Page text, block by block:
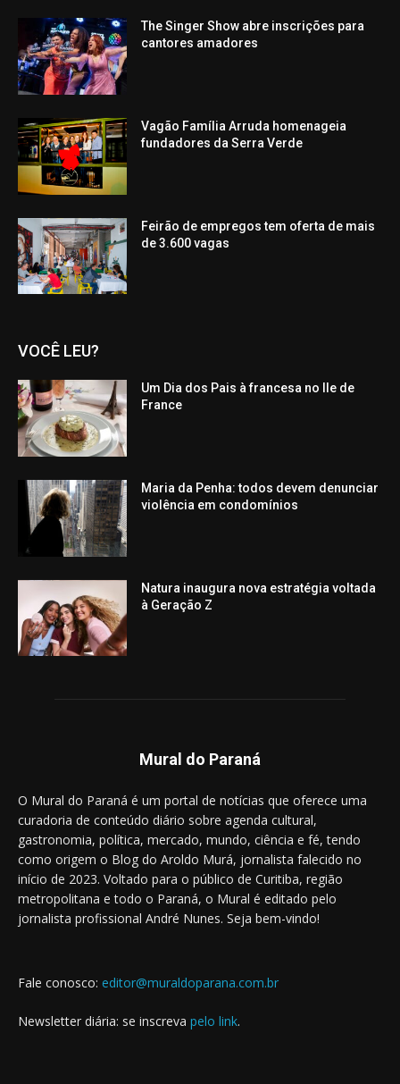
The Singer Show abre inscrições para
cantores amadores
Vagão Família Arruda homenageia
fundadores da Serra Verde
Feirão de empregos tem oferta de mais
de 3.600 vagas
VOCÊ LEU?
Um Dia dos Pais à francesa no Ile de
France
Maria da Penha: todos devem denunciar
violência em condomínios
Natura inaugura nova estratégia voltada
à Geração Z
Mural do Paraná
O Mural do Paraná é um portal de notícias que oferece uma
curadoria de conteúdo diário sobre agenda cultural,
gastronomia, política, mercado, mundo, ciência e fé, tendo
como origem o Blog do Aroldo Murá, jornalista falecido no
início de 2023. Voltado para o público de Curitiba, região
metropolitana e todo o Paraná, o Mural é editado pelo
jornalista profissional André Nunes. Seja bem-vindo!
Fale conosco: editor@muraldoparana.com.br
Newsletter diária: se inscreva pelo link.